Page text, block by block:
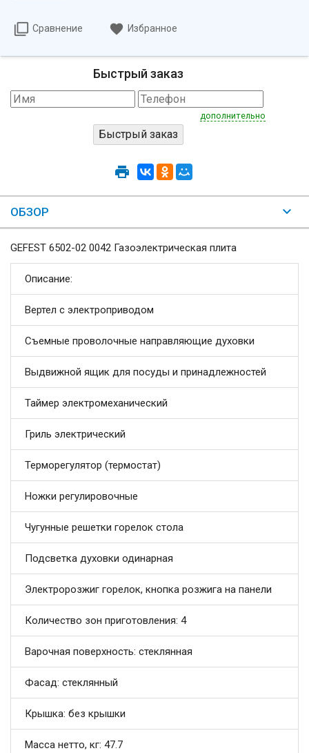
Сравнение Избранное
Быстрый заказ
дополнительно
ОБЗОР
GEFEST 6502-02 0042 Газоэлектрическая плита
Описание:
Вертел с электроприводом
Съемные проволочные направляющие духовки
Выдвижной ящик для посуды и принадлежностей
Таймер электромеханический
Гриль электрический
Терморегулятор (термостат)
Ножки регулировочные
Чугунные решетки горелок стола
Подсветка духовки одинарная
Электророзжиг горелок, кнопка розжига на панели
Количество зон приготовления: 4
Варочная поверхность: стеклянная
Фасад: стеклянный
Крышка: без крышки
Масса нетто, кг: 47.7